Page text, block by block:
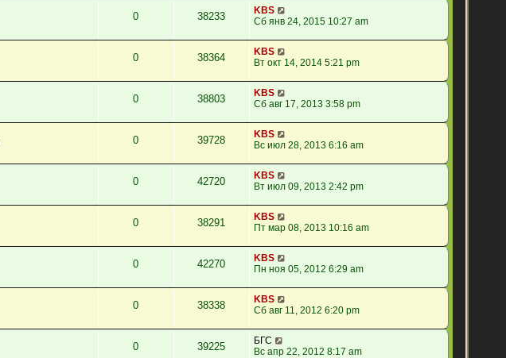
0 38233
KBS
Сб янв 24, 2015 10:27 am
0 38364
KBS
Вт окт 14, 2014 5:21 pm
0 38803
KBS
Сб авг 17, 2013 3:58 pm
0 39728
KBS
Вс июл 28, 2013 6:16 am
0 42720
KBS
Вт июл 09, 2013 2:42 pm
0 38291
KBS
Пт мар 08, 2013 10:16 am
0 42270
KBS
Пн ноя 05, 2012 6:29 am
0 38338
KBS
Сб авг 11, 2012 6:20 pm
0 39225
БГС
Вс апр 22, 2012 8:17 am